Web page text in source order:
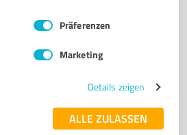
Präferenzen
Marketing
Details zeigen
ALLE ZULASSEN
KLANGMECHANIKEN GIENGEN